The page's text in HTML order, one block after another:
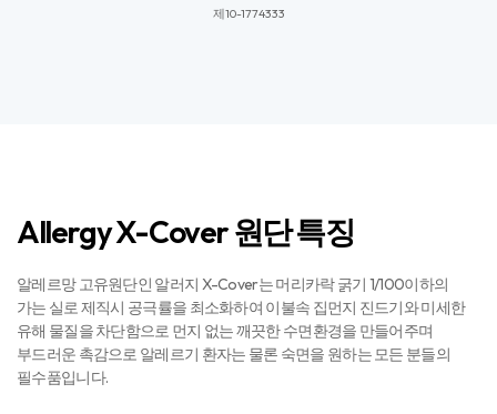
제10-1774333​​
Allergy X-Cover 원단 특징
알레르망 고유원단인 알러지 X-Cover는 머리카락 굵기 1/100이하의
가는 실로 제직시 공극률을 최소화하여 이불속 집먼지 진드기와 미세한
유해 물질을 차단함으로 먼지 없는 깨끗한 수면환경을 만들어주며
부드러운 촉감으로 알레르기 환자는 물론 숙면을 원하는 모든 분들의
필수품입니다.